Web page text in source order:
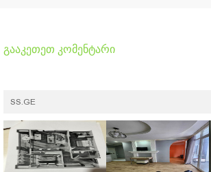
გააკეთეთ კომენტარი
SS.GE